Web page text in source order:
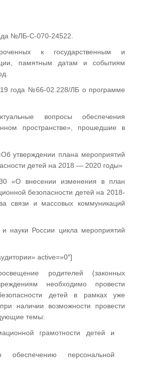
№ЛБ-С-070-24522.
к государственным и
памятным датам и событиям
года №66-02.228/ЛБ о программе
вопросы обеспечения
пространстве», прошедшие в
утверждении плана мероприятий
детей на 2018 — 2020 годы»
«О внесении изменения в план
безопасности детей на 2018-
связи и массовых коммуникаций
науки России цикла мероприятий
active=»0″]
родителей (законных
необходимо провести
детей в рамках уже
наличии возможности провести
темы:
грамотности детей и
персональной